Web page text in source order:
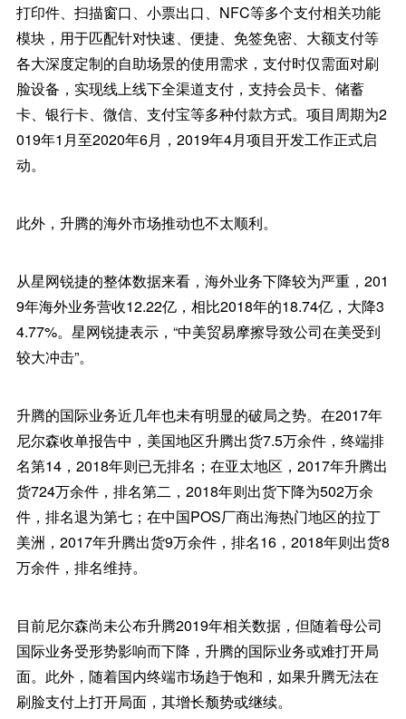
打印件、扫描窗口、小票出口、NFC等多个支付相关功能
模块，用于匹配针对快速、便捷、免签免密、大额支付等
各大深度定制的自助场景的使用需求，支付时仅需面对刷
脸设备，实现线上线下全渠道支付，支持会员卡、储蓄
卡、银行卡、微信、支付宝等多种付款方式。项目周期为2
019年1月至2020年6月，2019年4月项目开发工作正式启
动。
此外，升腾的海外市场推动也不太顺利。
从星网锐捷的整体数据来看，海外业务下降较为严重，201
9年海外业务营收12.22亿，相比2018年的18.74亿，大降3
4.77%。星网锐捷表示，“中美贸易摩擦导致公司在美受到
较大冲击”。
升腾的国际业务近几年也未有明显的破局之势。在2017年
尼尔森收单报告中，美国地区升腾出货7.5万余件，终端排
名第14，2018年则已无排名；在亚太地区，2017年升腾出
货724万余件，排名第二，2018年则出货下降为502万余
件，排名退为第七；在中国POS厂商出海热门地区的拉丁
美洲，2017年升腾出货9万余件，排名16，2018年则出货8
万余件，排名维持。
目前尼尔森尚未公布升腾2019年相关数据，但随着母公司
国际业务受形势影响而下降，升腾的国际业务或难打开局
面。此外，随着国内终端市场趋于饱和，如果升腾无法在
刷脸支付上打开局面，其增长颓势或继续。